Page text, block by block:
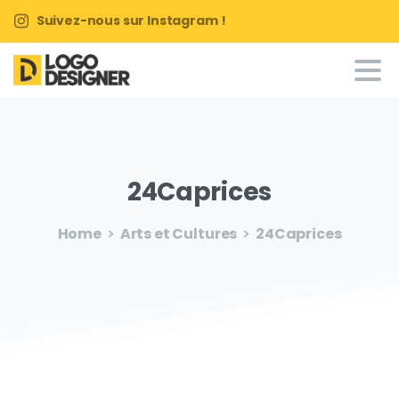
Suivez-nous sur Instagram !
24Caprices
Home Arts et Cultures 24Caprices